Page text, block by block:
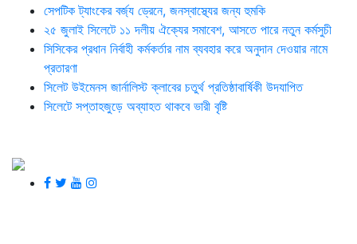
সেপটিক ট্যাংকের বর্জ্য ড্রেনে, জনস্বাস্থ্যের জন্য হুমকি
২৫ জুলাই সিলেটে ১১ দলীয় ঐক্যের সমাবেশ, আসতে পারে নতুন কর্মসুচী
সিসিকের প্রধান নির্বাহী কর্মকর্তার নাম ব্যবহার করে অনুদান দেওয়ার নামে
প্রতারণা
সিলেট উইমেনস জার্নালিস্ট ক্লাবের চতুর্থ প্রতিষ্ঠাবার্ষিকী উদযাপিত
সিলেটে সপ্তাহজুড়ে অব্যাহত থাকবে ভারী বৃষ্টি